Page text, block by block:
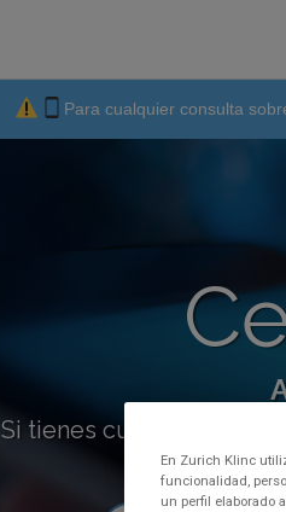
Para cualquier consulta
Si tienes cualquier
En Zurich Klinc
funcionalidad,
un perfil elaborado